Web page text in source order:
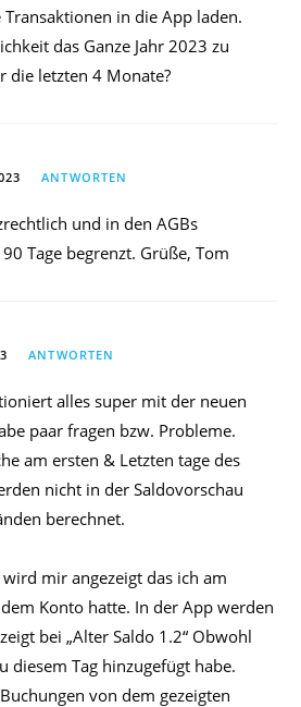
in die App laden.
das Ganze Jahr 2023 zu
die letzten 4 Monate?
ANTWORTEN
und in den AGBs
Tage begrenzt. Grüße, Tom
ANTWORTEN
alles super mit der neuen
paar fragen bzw. Probleme.
am ersten & Letzten tage des
nicht in der Saldovorschau
berechnet.
mir angezeigt das ich am
Konto hatte. In der App werden
bei „Alter Saldo 1.2“ Obwohl
diesem Tag hinzugefügt habe.
von dem gezeigten